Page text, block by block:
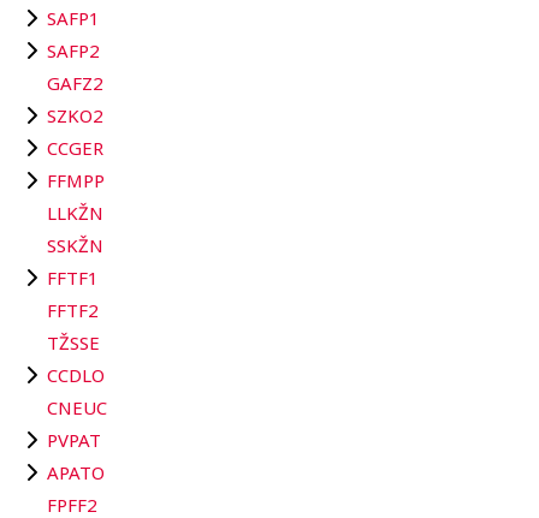
SAFP1
SAFP2
GAFZ2
SZKO2
CCGER
FFMPP
LLKŽN
SSKŽN
FFTF1
FFTF2
TŽSSE
CCDLO
CNEUC
PVPAT
APATO
FPFF2